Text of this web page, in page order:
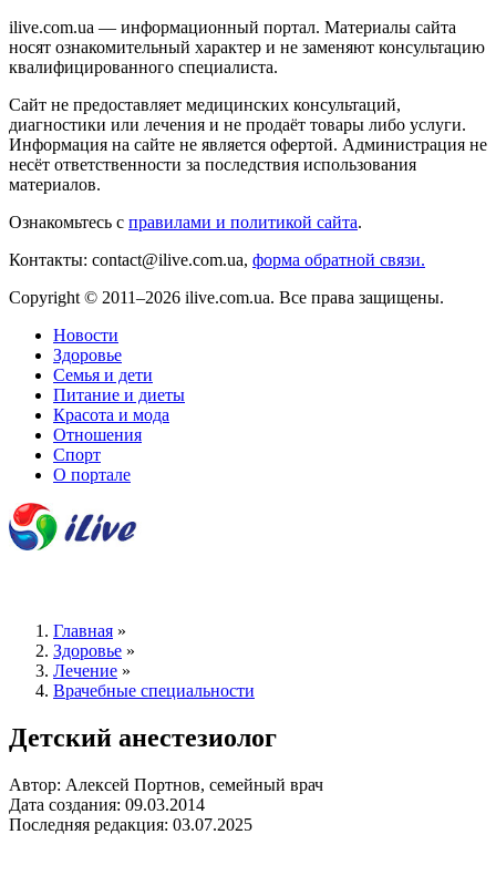
ilive.com.ua — информационный портал. Материалы сайта
носят ознакомительный характер и не заменяют консультацию
квалифицированного специалиста.
Сайт не предоставляет медицинских консультаций,
диагностики или лечения и не продаёт товары либо услуги.
Информация на сайте не является офертой. Администрация не
несёт ответственности за последствия использования
материалов.
Ознакомьтесь с правилами и политикой сайта.
Контакты: contact@ilive.com.ua, форма обратной связи.
Copyright © 2011–2026 ilive.com.ua. Все права защищены.
Новости
Здоровье
Семья и дети
Питание и диеты
Красота и мода
Отношения
Спорт
О портале
Главная »
Здоровье »
Лечение »
Врачебные специальности
Детский анестезиолог
Автор: Алексей Портнов, семейный врач
Дата создания: 09.03.2014
Последняя редакция: 03.07.2025